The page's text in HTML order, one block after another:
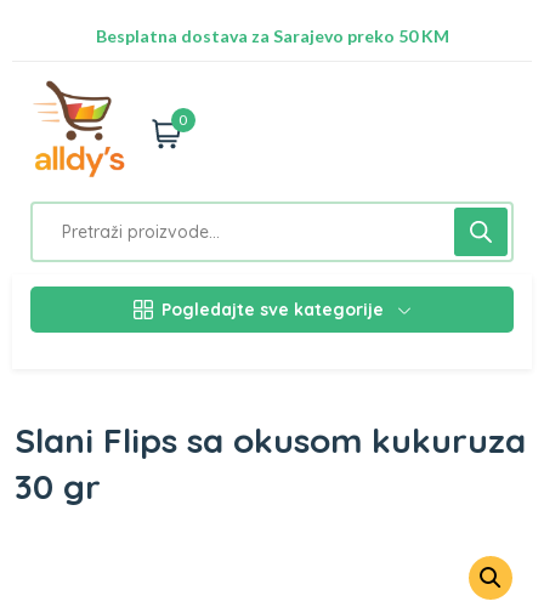
Besplatna dostava za Sarajevo preko 50 KM
0
Pogledajte sve kategorije
Slani Flips sa okusom kukuruza
30 gr